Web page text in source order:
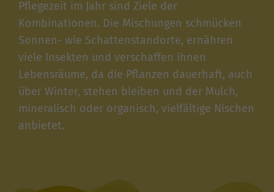
Pflegezeit im Jahr sind Ziele der
Kombinationen. Die Mischungen schmücken
Sonnen- wie Schattenstandorte, ernähren
viele Insekten und verschaffen ihnen
Lebensräume, da die Pflanzen dauerhaft, auch
über Winter, stehen bleiben und der Mulch,
mineralisch oder organisch, vielfältige Nischen
anbietet.